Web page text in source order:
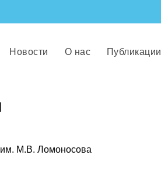
Новости О нас Публикации
им. М.В. Ломоносова